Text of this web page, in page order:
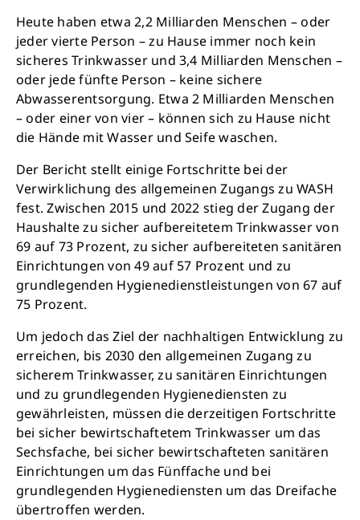
Heute haben etwa 2,2 Milliarden Menschen – oder
jeder vierte Person – zu Hause immer noch kein
sicheres Trinkwasser und 3,4 Milliarden Menschen –
oder jede fünfte Person – keine sichere
Abwasserentsorgung. Etwa 2 Milliarden Menschen
– oder einer von vier – können sich zu Hause nicht
die Hände mit Wasser und Seife waschen.
Der Bericht stellt einige Fortschritte bei der
Verwirklichung des allgemeinen Zugangs zu WASH
fest. Zwischen 2015 und 2022 stieg der Zugang der
Haushalte zu sicher aufbereitetem Trinkwasser von
69 auf 73 Prozent, zu sicher aufbereiteten sanitären
Einrichtungen von 49 auf 57 Prozent und zu
grundlegenden Hygienedienstleistungen von 67 auf
75 Prozent.
Um jedoch das Ziel der nachhaltigen Entwicklung zu
erreichen, bis 2030 den allgemeinen Zugang zu
sicherem Trinkwasser, zu sanitären Einrichtungen
und zu grundlegenden Hygienediensten zu
gewährleisten, müssen die derzeitigen Fortschritte
bei sicher bewirtschaftetem Trinkwasser um das
Sechsfache, bei sicher bewirtschafteten sanitären
Einrichtungen um das Fünffache und bei
grundlegenden Hygienediensten um das Dreifache
übertroffen werden.